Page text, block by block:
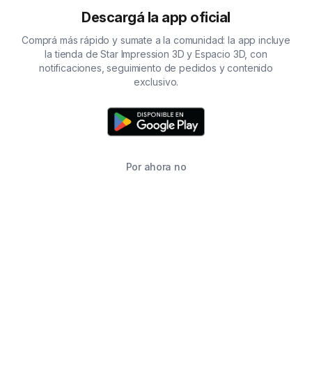
Descargá la app oficial
Comprá más rápido y sumate a la comunidad: la app incluye
la tienda de Star Impression 3D y Espacio 3D, con
notificaciones, seguimiento de pedidos y contenido
exclusivo.
Por ahora no